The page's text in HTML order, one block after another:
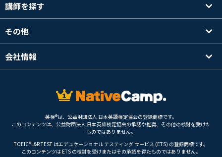
講師を探す
その他
会社情報
英検®は、公益財団法人 日本英語検定協会の登録商標です。
このコンテンツは、公益財団法人 日本英語検定協会の承認や推奨、その他の検討を受けた
ものではありません。
TOEIC®L&R TEST はエデュケーショナル テスティング サービス (ETS) の登録商標です。
このコンテンツは ETS の検討を受けまたはその承認を得たものではありません。